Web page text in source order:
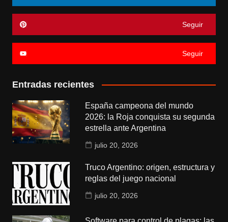
Seguir
Seguir
Entradas recientes
España campeona del mundo
2026: la Roja conquista su segunda
estrella ante Argentina
julio 20, 2026
Truco Argentino: origen, estructura y
reglas del juego nacional
julio 20, 2026